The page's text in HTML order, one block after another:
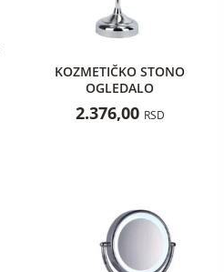
KOZMETIČKO STONO
OGLEDALO
2.376,00 RSD